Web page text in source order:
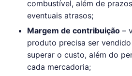
combustível, além de
eventuais atrasos;
Margem de contribuição –
produto precisa ser
superar o custo, além do
cada mercadoria;